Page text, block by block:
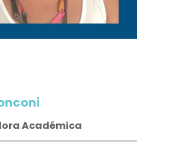
Académica